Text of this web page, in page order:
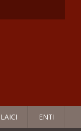
LAICI ENTI